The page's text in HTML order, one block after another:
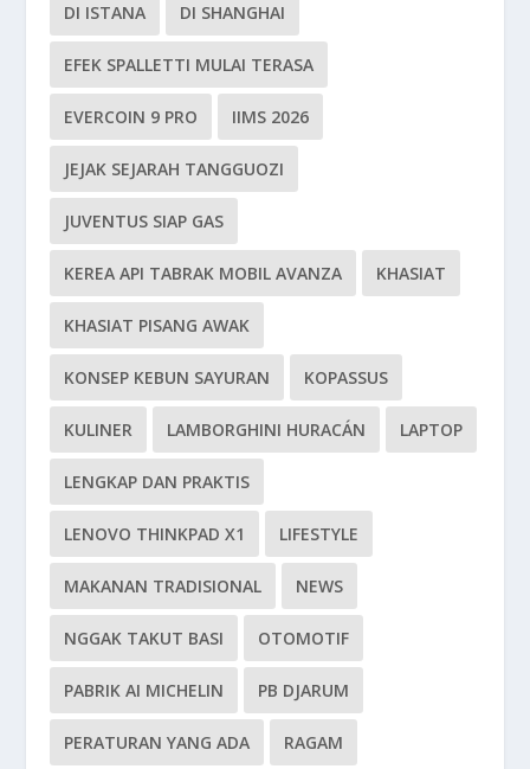
DI ISTANA DI SHANGHAI
EFEK SPALLETTI MULAI TERASA
EVERCOIN 9 PRO IIMS 2026
JEJAK SEJARAH TANGGUOZI
JUVENTUS SIAP GAS
KEREA API TABRAK MOBIL AVANZA KHASIAT
KHASIAT PISANG AWAK
KONSEP KEBUN SAYURAN KOPASSUS
KULINER LAMBORGHINI HURACÁN LAPTOP
LENGKAP DAN PRAKTIS
LENOVO THINKPAD X1 LIFESTYLE
MAKANAN TRADISIONAL NEWS
NGGAK TAKUT BASI OTOMOTIF
PABRIK AI MICHELIN PB DJARUM
PERATURAN YANG ADA RAGAM